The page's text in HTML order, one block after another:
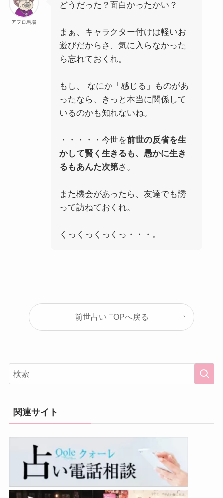
アフロ馬場
どうだった？面白かったかい？
まぁ、キャラクター付けは軽いお
遊びだからさ、気に入らなかった
ら忘れておくれ。
もし、 なにか「感じる」ものがあ
ったなら、きっと本当に関係して
いるのかも知れないね。
・・・・・今世を前世の反省を生
かして賢く生きるも、愚かに生き
るもあんた次第さ。
また機会があったら、友達でも誘
って訪ねておくれ。
くっくっくっくっ・・・。
前世占い TOPへ戻る
関連サイト